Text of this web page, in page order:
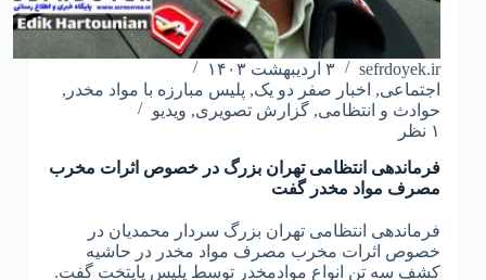
sefrdoyek.ir
۳ اردیبهشت ۱۴۰۳
اجتماعی, اخبار صفر دو یک, پلیس مبارزه با مواد مخدر ,
حوادث و انتظامی, گزارش تصویری, ویدیو
۱ نظر
فرماندهی انتظامی تهران بزرگ در خصوص اثرات مخرب
مصرف مواد مخدر گفت
فرماندهی انتظامی تهران بزرگ سردار محمدیان در
خصوص اثرات مخرب مصرف مواد مخدر در حاشیه
کشف سه تن انواع موادمخدر توسط پلیس پایتخت گفت.